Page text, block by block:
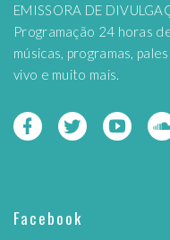
EMISSORA DE
Programação 24 horas
músicas, programas,
vivo e muito mais.
Facebook